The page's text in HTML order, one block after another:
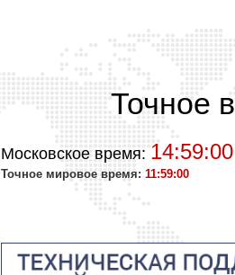
Точное
Московское время: 14:59:00
Точное мировое время: 11:59:00